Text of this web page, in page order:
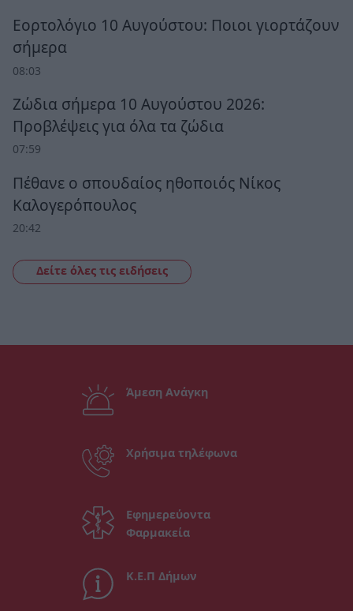
Εορτολόγιο 10 Αυγούστου: Ποιοι γιορτάζουν
σήμερα
08:03
Ζώδια σήμερα 10 Αυγούστου 2026:
Προβλέψεις για όλα τα ζώδια
07:59
Πέθανε ο σπουδαίος ηθοποιός Νίκος
Καλογερόπουλος
20:42
Δείτε όλες τις ειδήσεις
Άμεση Ανάγκη
Χρήσιμα τηλέφωνα
Εφημερεύοντα
Φαρμακεία
Κ.Ε.Π Δήμων